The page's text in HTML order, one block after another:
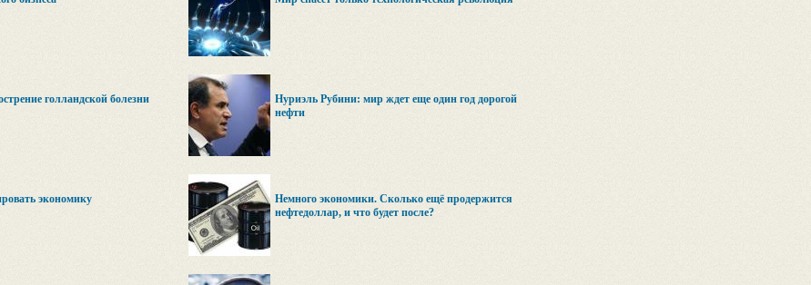
голландской болезни
Нуриэль Рубини: мир ждет еще один год дорогой
нефти
экономику
Немного экономики. Сколько ещё продержится
нефтедоллар, и что будет после?